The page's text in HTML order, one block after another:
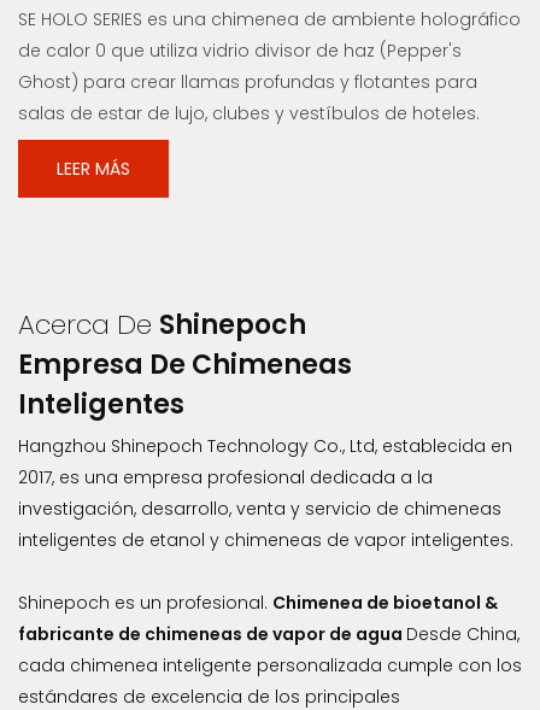
| SEFIREPLACE
SE HOLO SERIES es una chimenea de ambiente holográfico
de calor 0 que utiliza vidrio divisor de haz (Pepper's
Ghost) para crear llamas profundas y flotantes para
salas de estar de lujo, clubes y vestíbulos de hoteles.
LEER MÁS
Acerca De Shinepoch
Empresa De Chimeneas
Inteligentes
Hangzhou Shinepoch Technology Co., Ltd, establecida en
2017, es una empresa profesional dedicada a la
investigación, desarrollo, venta y servicio de chimeneas
inteligentes de etanol y chimeneas de vapor inteligentes.
Shinepoch es un profesional. Chimenea de bioetanol &
fabricante de chimeneas de vapor de agua Desde China,
cada chimenea inteligente personalizada cumple con los
estándares de excelencia de los principales